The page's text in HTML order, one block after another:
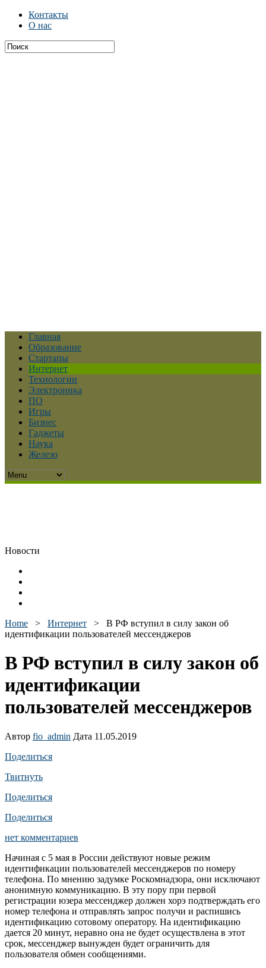
Контакты
О нас
Главная
Образование
Стартапы
Интернет
Технологии
Электроника
ПО
Игры
Бизнес
Гаджеты
Наука
Железо
Новости
Home > Интернет > В РФ вступил в силу закон об
идентификации пользователей мессенджеров
В РФ вступил в силу закон об
идентификации
пользователей мессенджеров
Автор fio_admin Дата 11.05.2019
Поделиться
Твитнуть
Поделиться
Поделиться
нет комментариев
Начиная с 5 мая в России действуют новые режим
идентификации пользователей мессенджеров по номеру
телефона. По мнению задумке Роскомнадзора, они исключают
анонимную коммуникацию. В эту пору при первой
регистрации юзера мессенджер должен хорэ подтверждать его
номер телефона и отправлять запрос получи и распишись
идентификацию сотовому оператору. На идентификацию
дается 20 минут, неравно она не будет осуществлена в этот
срок, мессенджер вынужден будет ограничить для
пользователя обмен сообщениями.